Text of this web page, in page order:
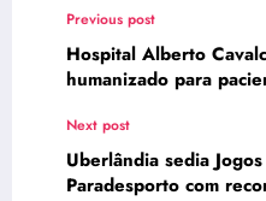
Previous post
Hospital Alberto
humanizado para
Next post
Uberlândia sedia
Paradesporto com